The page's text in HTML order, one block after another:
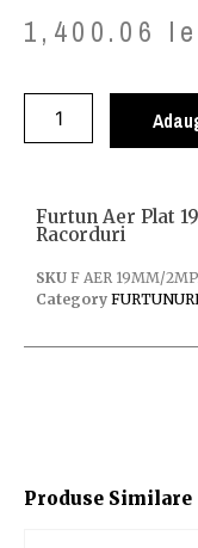
1,400.06
Produse Similare
Furtun Aer Plat
Racorduri
SKU F AER 19MM/
Category